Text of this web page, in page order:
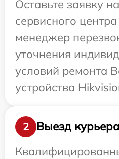
Оставьте заявку
сервисного
менеджер
уточнения
условий ремонта
устройства
2
Выезд